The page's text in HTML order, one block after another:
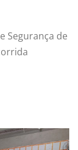
Segurança de